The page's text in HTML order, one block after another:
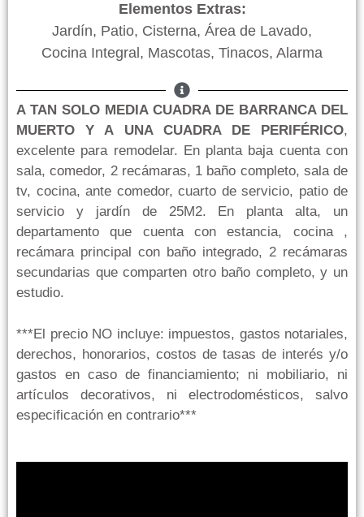
Elementos Extras:
Jardín, Patio, Cisterna, Área de Lavado,
Cocina Integral, Mascotas, Tinacos, Alarma
A TAN SOLO MEDIA CUADRA DE BARRANCA DEL
MUERTO Y A UNA CUADRA DE PERIFÉRICO,
excelente para remodelar. En planta baja cuenta con
sala, comedor, 2 recámaras, 1 baño completo, sala de
tv, cocina, ante comedor, cuarto de servicio, patio de
servicio y jardín de 25M2. En planta alta, un
departamento que cuenta con estancia, cocina ,
recámara principal con baño integrado, 2 recámaras
secundarias que comparten otro baño completo, y un
estudio.
***El precio NO incluye: impuestos, gastos notariales,
derechos, honorarios, costos de tasas de interés y/o
gastos en caso de financiamiento; ni mobiliario, ni
artículos decorativos, ni electrodomésticos, salvo
especificación en contrario***